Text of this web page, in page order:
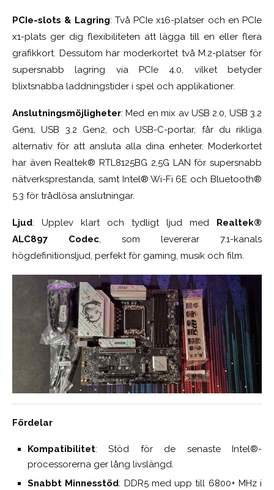
PCIe-slots & Lagring: Två PCIe x16-platser och en PCIe
x1-plats ger dig flexibiliteten att lägga till en eller flera
grafikkort. Dessutom har moderkortet två M.2-platser för
supersnabb lagring via PCIe 4.0, vilket betyder
blixtsnabba laddningstider i spel och applikationer.
Anslutningsmöjligheter: Med en mix av USB 2.0, USB 3.2
Gen1, USB 3.2 Gen2, och USB-C-portar, får du rikliga
alternativ för att ansluta alla dina enheter. Moderkortet
har även Realtek® RTL8125BG 2,5G LAN för supersnabb
nätverksprestanda, samt Intel® Wi-Fi 6E och Bluetooth®
5.3 för trådlösa anslutningar.
Ljud: Upplev klart och tydligt ljud med
Realtek®
ALC897 Codec, som levererar 7.1-kanals
högdefinitionsljud, perfekt för gaming, musik och film.
Fördelar
Kompatibilitet: Stöd för de senaste Intel®-
processorerna ger lång livslängd.
Snabbt Minnesstöd: DDR5 med upp till 6800+ MHz i